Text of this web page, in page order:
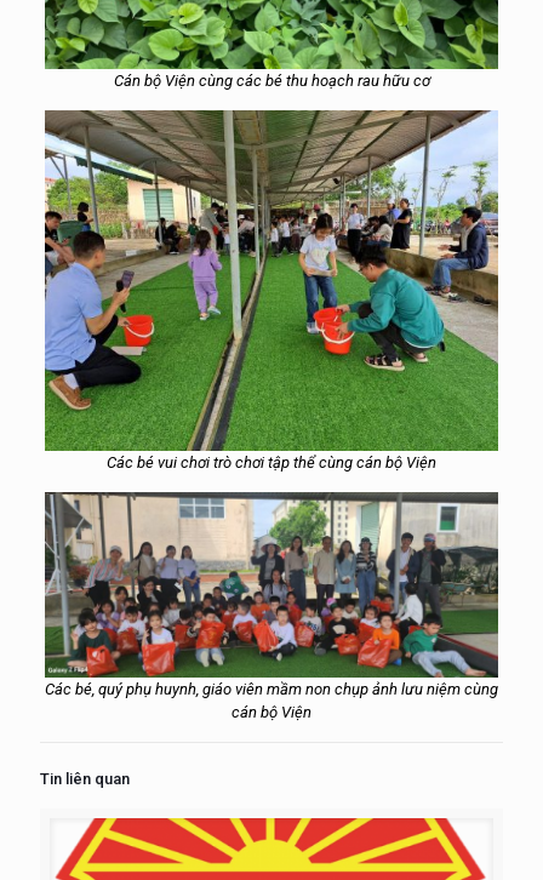
Cánbộ Viện cùng các béthu hoạch rau hữu cơ
Các bé vui chơi trò chơi tập thể cùng cán bộ Viện
Các bé, quý phụ huynh, giáo viên mầm non chụp ảnh lưu niệm cùng
cán bộ Viện
Tin liên quan